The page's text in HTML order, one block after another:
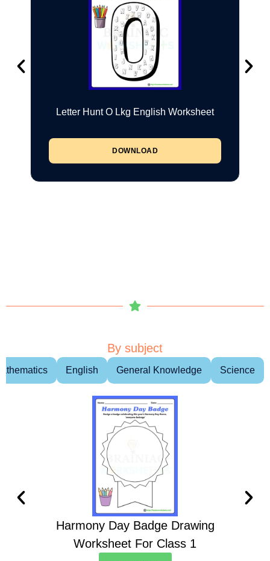
Letter Hunt O Lkg English Worksheet
DOWNLOAD
By subject
English General Knowledge Science
Harmony Day Badge Drawing
Worksheet For Class 1